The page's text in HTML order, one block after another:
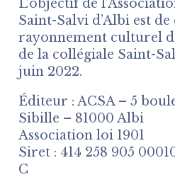
L’objectif de
Saint-Salvi d’Albi est
rayonnement culturel
de la collégiale Saint-
juin 2022.
Éditeur : ACSA – 5
Sibille – 81000 Albi
Association loi 1901
Siret : 414 258 905
C